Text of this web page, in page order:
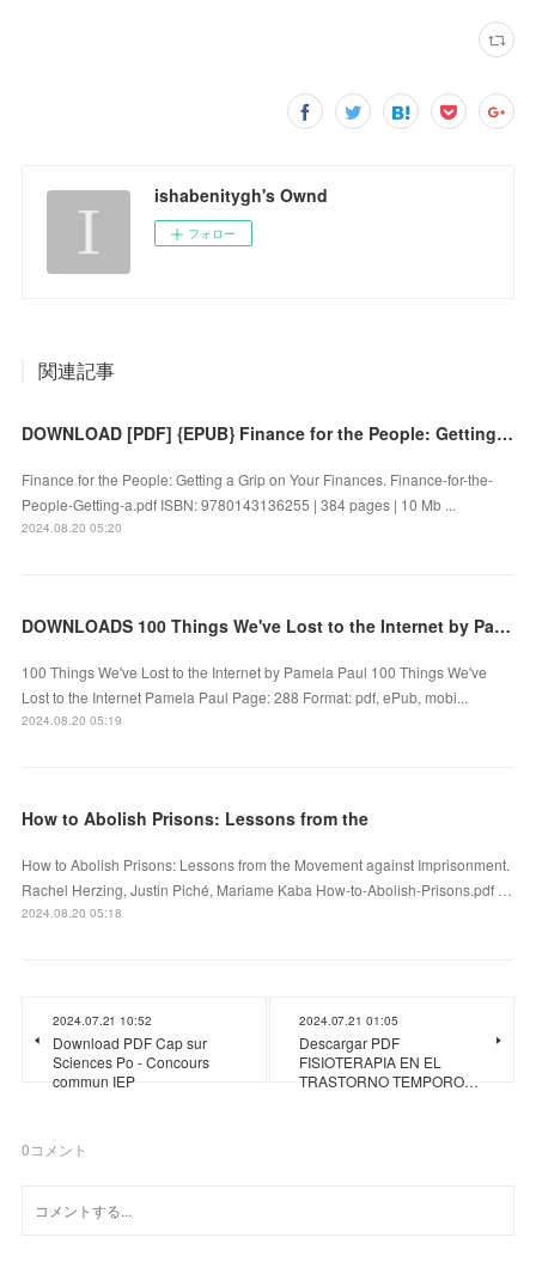
ishabenitygh's Ownd
フォロー
関連記事
DOWNLOAD [PDF] {EPUB} Finance for the People: Getting a Grip on Your Finances by
Finance for the People: Getting a Grip on Your Finances. Finance-for-the-
People-Getting-a.pdf ISBN: 9780143136255 | 384 pages | 10 Mb ...
2024.08.20 05:20
DOWNLOADS 100 Things We've Lost to the Internet by Pamela Paul
100 Things We've Lost to the Internet by Pamela Paul 100 Things We've
Lost to the Internet Pamela Paul Page: 288 Format: pdf, ePub, mobi...
2024.08.20 05:19
How to Abolish Prisons: Lessons from the
How to Abolish Prisons: Lessons from the Movement against Imprisonment.
Rachel Herzing, Justin Piché, Mariame Kaba How-to-Abolish-Prisons.pdf …
2024.08.20 05:18
2024.07.21 10:52
Download PDF Cap sur
Sciences Po - Concours
commun IEP
2024.07.21 01:05
Descargar PDF
FISIOTERAPIA EN EL
TRASTORNO TEMPORO…
0コメント